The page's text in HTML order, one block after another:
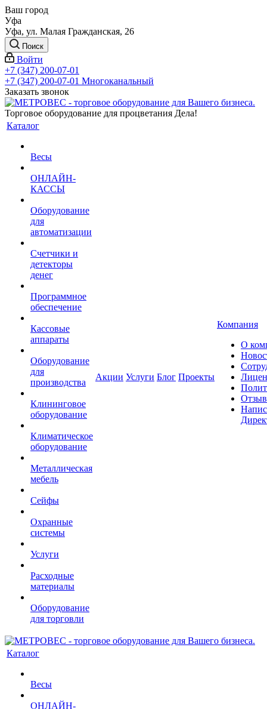
Ваш город
Уфа
Уфа, ул. Малая Гражданская, 26
Поиск
Войти
+7 (347) 200-07-01
+7 (347) 200-07-01 Многоканальный
Заказать звонок
Торговое оборудование для процветания Дела!
Каталог
Весы
ОНЛАЙН-
КАССЫ
Оборудование
для
автоматизации
Счетчики и
детекторы
денег
Программное
обеспечение
Кассовые
аппараты
Оборудование
для
производства
Клининговое
оборудование
Климатическое
оборудование
Металлическая
мебель
Сейфы
Охранные
системы
Услуги
Расходные
материалы
Оборудование
для торговли
Акции Услуги Блог Проекты
Компания
О
Каталог
Весы
ОНЛАЙН-